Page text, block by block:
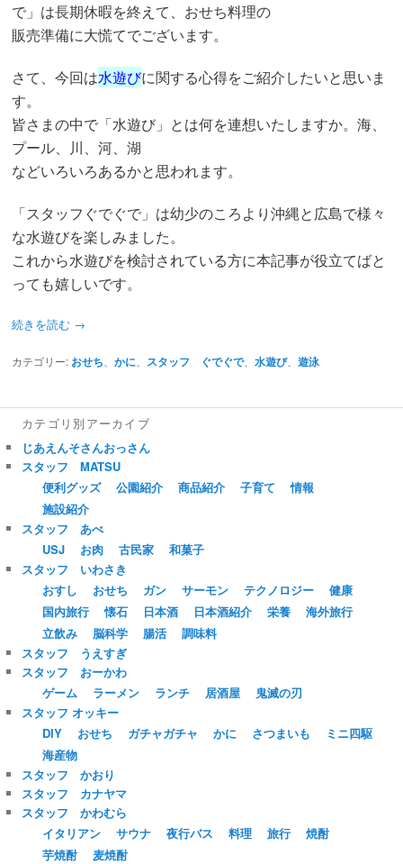
で」は長期休暇を終えて、おせち料理の
販売準備に大慌てでございます。
さて、今回は水遊びに関する心得をご紹介したいと思いま
す。
皆さまの中で「水遊び」とは何を連想いたしますか。海、
プール、川、河、湖
などいろいろあるかと思われます。
「スタッフぐでぐで」は幼少のころより沖縄と広島で様々
な水遊びを楽しみました。
これから水遊びを検討されている方に本記事が役立てばと
っても嬉しいです。
続きを読む →
カテゴリー: おせち 、かに スタッフ ぐでぐで、水遊び、遊泳
カテゴリ別アーカイブ
じあえんそさんおっさん
スタッフ MATSU
便利グッズ
公園紹介 商品紹介 子育て
情報
施設紹介
スタッフ あべ
USJ
お肉 古民家
和菓子
スタッフ いわさき
おすし
おせち ガン サーモン テクノロジー
健康
国内旅行
懐石 日本酒 日本酒紹介 栄養
海外旅行
立飲み
脳科学 腸活
調味料
スタッフ うえすぎ
スタッフ おーかわ
ゲーム
ラーメン ランチ 居酒屋
鬼滅の刃
スタッフ オッキー
DIY
おせち ガチャガチャ かに さつまいも
ミニ四駆
海産物
スタッフ かおり
スタッフ カナヤマ
スタッフ かわむら
イタリアン
サウナ 夜行バス 料理 旅行
焼酎
芋焼酎
麦焼酎